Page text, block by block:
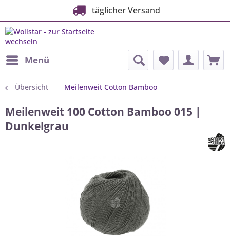
täglicher Versand
Menü
Übersicht Meilenweit Cotton Bamboo
Meilenweit 100 Cotton Bamboo 015 |
Dunkelgrau